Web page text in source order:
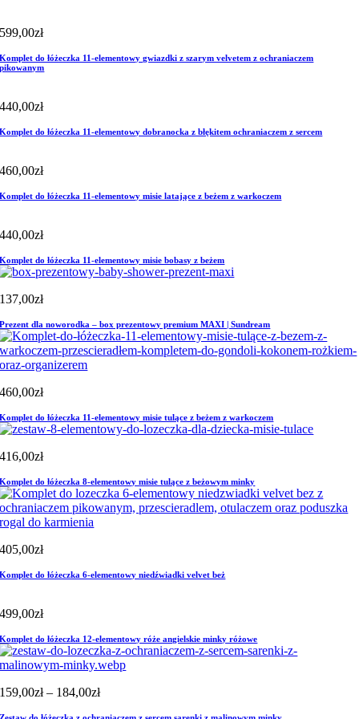
599,00zł
Komplet do łóżeczka 11-elementowy gwiazdki z szarym velvetem z ochraniaczem
pikowanym
440,00zł
Komplet do łóżeczka 11-elementowy dobranocka z błękitem ochraniaczem z sercem
460,00zł
Komplet do łóżeczka 11-elementowy misie latające z beżem z warkoczem
440,00zł
Komplet do łóżeczka 11-elementowy misie bobasy z beżem
137,00zł
Prezent dla noworodka – box prezentowy premium MAXI | Sundream
460,00zł
Komplet do łóżeczka 11-elementowy misie tulące z beżem z warkoczem
416,00zł
Komplet do łóżeczka 8-elementowy misie tulące z beżowym minky
405,00zł
Komplet do łóżeczka 6-elementowy niedźwiadki velvet beż
499,00zł
Komplet do łóżeczka 12-elementowy róże angielskie minky różowe
159,00zł – 184,00złZakres
Zestaw do łóżeczka z ochraniaczem z sercem sarenki z malinowym minky